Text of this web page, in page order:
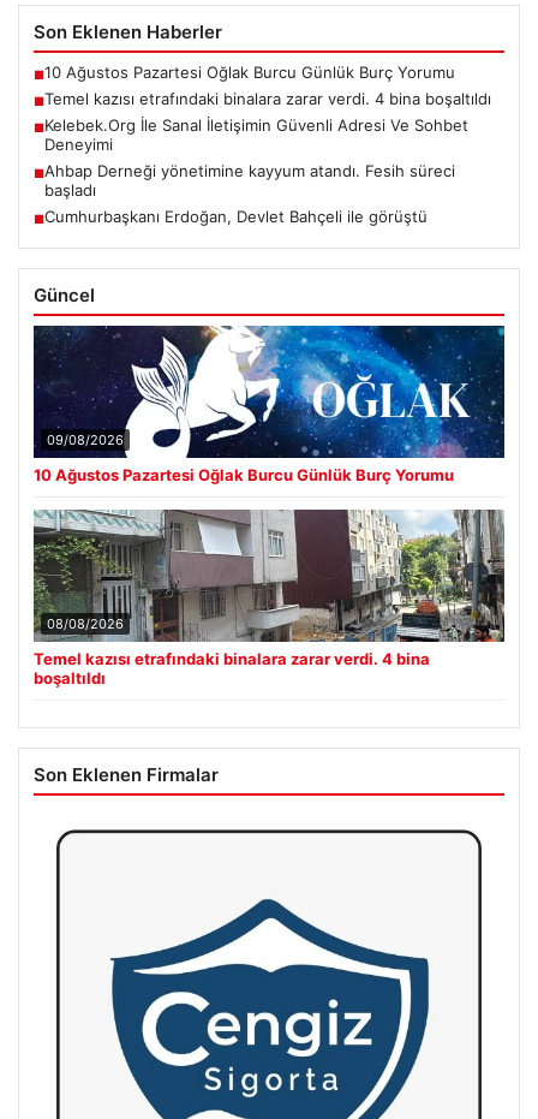
Son Eklenen Haberler
■10 Ağustos Pazartesi Oğlak Burcu Günlük Burç Yorumu
■Temel kazısı etrafındaki binalara zarar verdi. 4 bina boşaltıldı
■Kelebek.Org İle Sanal İletişimin Güvenli Adresi Ve Sohbet
Deneyimi
■Ahbap Derneği yönetimine kayyum atandı. Fesih süreci
başladı
■Cumhurbaşkanı Erdoğan, Devlet Bahçeli ile görüştü
Güncel
09/08/2026
10 Ağustos Pazartesi Oğlak Burcu Günlük Burç Yorumu
08/08/2026
Temel kazısı etrafındaki binalara zarar verdi. 4 bina
boşaltıldı
Son Eklenen Firmalar